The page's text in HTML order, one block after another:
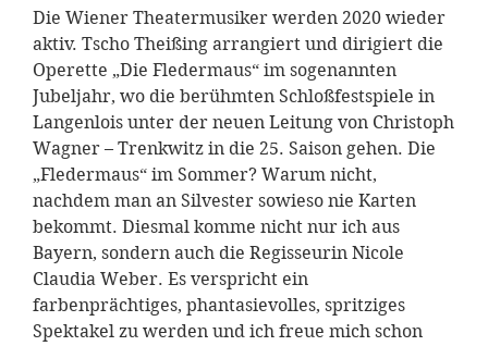
Die Wiener Theatermusiker werden 2020 wieder
aktiv. Tscho Theißing arrangiert und dirigiert die
Operette „Die Fledermaus“ im sogenannten
Jubeljahr, wo die berühmten Schloßfestspiele in
Langenlois unter der neuen Leitung von Christoph
Wagner – Trenkwitz in die 25. Saison gehen. Die
„Fledermaus“ im Sommer? Warum nicht,
nachdem man an Silvester sowieso nie Karten
bekommt. Diesmal komme nicht nur ich aus
Bayern, sondern auch die Regisseurin Nicole
Claudia Weber. Es verspricht ein
farbenprächtiges, phantasievolles, spritziges
Spektakel zu werden und ich freue mich schon